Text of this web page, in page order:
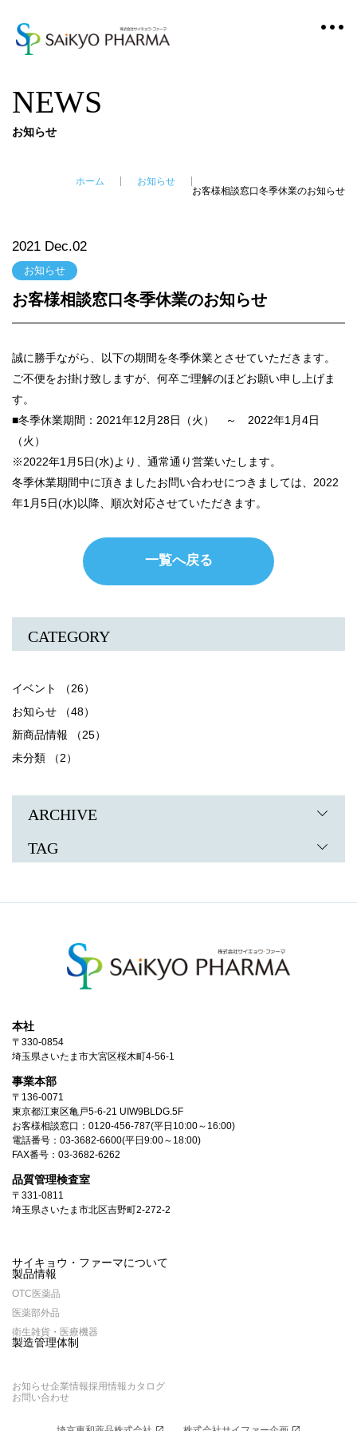
NEWS
お知らせ
ホーム
お知らせ
お客様相談窓口冬季休業のお知らせ
2021 Dec.02
お知らせ
お客様相談窓口冬季休業のお知らせ
誠に勝手ながら、以下の期間を冬季休業とさせていただきます。
ご不便をお掛け致しますが、何卒ご理解のほどお願い申し上げま
す。
■冬季休業期間：2021年12月28日（火） ～ 2022年1月4日
（火）
※2022年1月5日(水)より、通常通り営業いたします。
冬季休業期間中に頂きましたお問い合わせにつきましては、2022
年1月5日(水)以降、順次対応させていただきます。
一覧へ戻る
CATEGORY
イベント （26）
お知らせ （48）
新商品情報 （25）
未分類 （2）
ARCHIVE
TAG
本社
〒330-0854
埼玉県さいたま市大宮区桜木町4-56-1
事業本部
〒136-0071
東京都江東区亀戸5-6-21 UIW9BLDG.5F
お客様相談窓口： 0120-456-787(平日10:00～16:00)
電話番号： 03-3682-6600(平日9:00～18:00)
FAX番号：03-3682-6262
品質管理検査室
〒331-0811
埼玉県さいたま市北区吉野町2-272-2
サイキョウ・ファーマについて
製品情報
OTC医薬品
医薬部外品
衛生雑貨・医療機器
製造管理体制
お知らせ企業情報採用情報カタログ
お問い合わせ